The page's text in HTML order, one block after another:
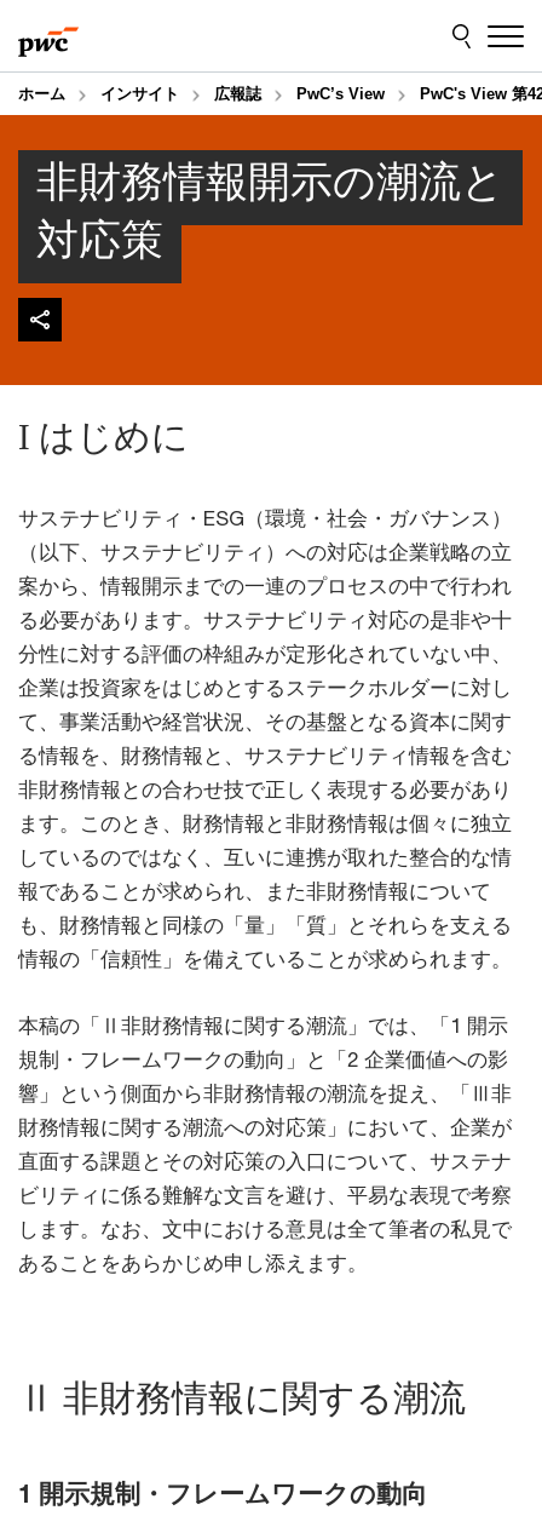
to
content
to
footer
ホーム インサイト 広報誌 PwC’s View PwC's View 第
非財務情報開示の潮流と
対応策
I はじめに
サステナビリティ・ESG（環境・社会・ガバナンス）
（以下、サステナビリティ）への対応は企業戦略の立
案から、情報開示までの一連のプロセスの中で行われ
る必要があります。サステナビリティ対応の是非や十
分性に対する評価の枠組みが定形化されていない中、
企業は投資家をはじめとするステークホルダーに対し
て、事業活動や経営状況、その基盤となる資本に関す
る情報を、財務情報と、サステナビリティ情報を含む
非財務情報との合わせ技で正しく表現する必要があり
ます。このとき、財務情報と非財務情報は個々に独立
しているのではなく、互いに連携が取れた整合的な情
報であることが求められ、また非財務情報について
も、財務情報と同様の「量」「質」とそれらを支える
情報の「信頼性」を備えていることが求められます。
本稿の「Ⅱ非財務情報に関する潮流」では、「1 開示
規制・フレームワークの動向」と「2 企業価値への影
響」という側面から非財務情報の潮流を捉え、「Ⅲ非
財務情報に関する潮流への対応策」において、企業が
直面する課題とその対応策の入口について、サステナ
ビリティに係る難解な文言を避け、平易な表現で考察
します。なお、文中における意見は全て筆者の私見で
あることをあらかじめ申し添えます。
Ⅱ 非財務情報に関する潮流
1 開示規制・フレームワークの動向